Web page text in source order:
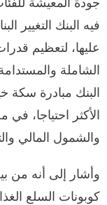
جودة المعيشة
فيه البنك التغيير
عليها، لتعظيم
الشاملة
البنك مبادرة سكة
الأكثر احتياجا،
والشمول المالي
وأشار إلى أنه من
كوبونات السلع